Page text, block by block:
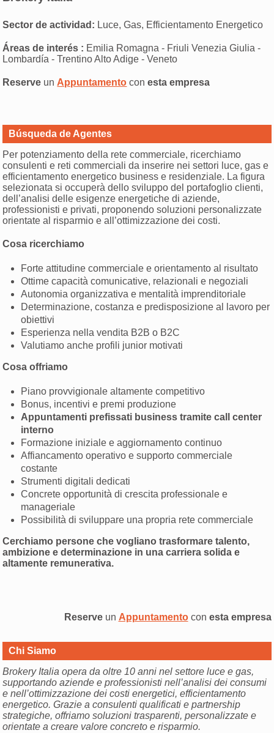
Sector de actividad: Luce, Gas, Efficientamento Energetico
Áreas de interés : Emilia Romagna - Friuli Venezia Giulia -
Lombardía - Trentino Alto Adige - Veneto
Reserve un Appuntamento conesta empresa
Búsqueda de Agentes
Per potenziamento della rete commerciale, ricerchiamo
consulenti e reti commerciali da inserire nei settori luce, gas e
efficientamento energetico business e residenziale. La figura
selezionata si occuperà dello sviluppo del portafoglio clienti,
dell’analisi delle esigenze energetiche di aziende,
professionisti e privati, proponendo soluzioni personalizzate
orientate al risparmio e all’ottimizzazione dei costi.
Cosa ricerchiamo
Forte attitudine commerciale e orientamento al risultato
Ottime capacità comunicative, relazionali e negoziali
Autonomia organizzativa e mentalità imprenditoriale
Determinazione, costanza e predisposizione al lavoro per
obiettivi
Esperienza nella vendita B2B o B2C
Valutiamo anche profili junior motivati
Cosa offriamo
Piano provvigionale altamente competitivo
Bonus, incentivi e premi produzione
Appuntamenti prefissati business tramite call center
interno
Formazione iniziale e aggiornamento continuo
Affiancamento operativo e supporto commerciale
costante
Strumenti digitali dedicati
Concrete opportunità di crescita professionale e
manageriale
Possibilità di sviluppare una propria rete commerciale
Cerchiamo persone che vogliano trasformare talento,
ambizione e determinazione in una carriera solida e
altamente remunerativa.
Reserve un Appuntamentocon esta empresa
Chi Siamo
Brokery Italia opera da oltre 10 anni nel settore luce e gas,
supportando aziende e professionisti nell’analisi dei consumi
e nell’ottimizzazione dei costi energetici, efficientamento
energetico. Grazie a consulenti qualificati e partnership
strategiche, offriamo soluzioni trasparenti, personalizzate e
orientate a creare valore concreto e risparmio.